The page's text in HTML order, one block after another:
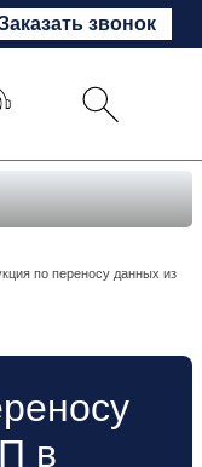
звонок
по переносу данных из
в